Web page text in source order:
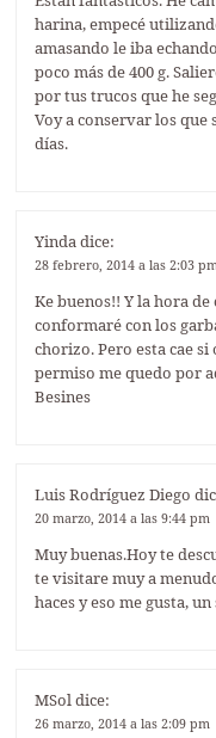
harina, empecé
amasando le iba
poco más de 400 g.
por tus trucos que he
Voy a conservar los
días.
Yinda dice:
28 febrero, 2014 a las 2:03 pm
Ke buenos!! Y la hora
conformaré con los
chorizo. Pero esta cae
permiso me quedo por
Besines
Luis Rodríguez Diego
20 marzo, 2014 a las 9:44 pm
Muy buenas.Hoy te
te visitare muy a
haces y eso me gusta,
MSol dice:
26 marzo, 2014 a las 2:09 pm